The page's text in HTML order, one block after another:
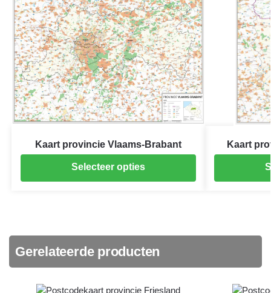
Kaart provincie Vlaams-Brabant
Selecteer opties
Kaart
Gerelateerde producten